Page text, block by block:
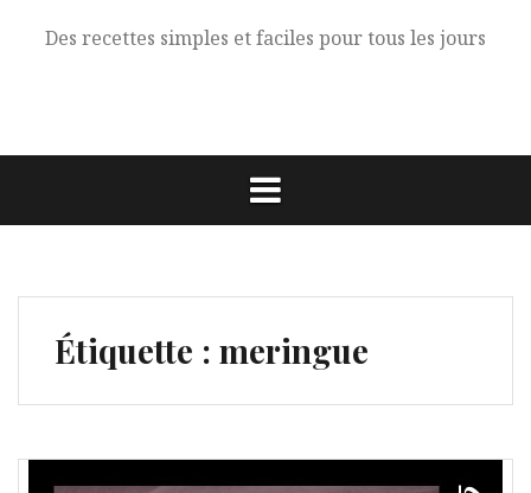
Des recettes simples et faciles pour tous les jours
Étiquette : meringue